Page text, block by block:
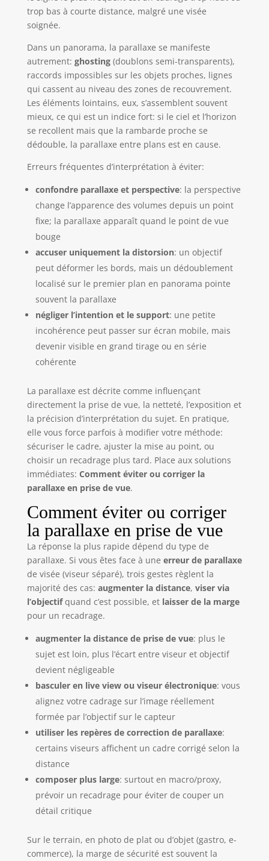
trop bas à courte distance, malgré une visée
soignée.
Dans un panorama, la parallaxe se manifeste
autrement: ghosting(doublons semi-transparents),
raccords impossibles sur les objets proches, lignes
qui cassent au niveau des zones de recouvrement.
Les éléments lointains, eux, s’assemblent souvent
mieux, ce qui est un indice fort: si le ciel et l’horizon
se recollent mais que la rambarde proche se
dédouble, la parallaxe entre plans est en cause.
Erreurs fréquentes d’interprétation à éviter:
confondre parallaxe et perspective: la perspective
change l’apparence des volumes depuis un point
fixe; la parallaxe apparaît quand le point de vue
bouge
accuser uniquement la distorsion: un objectif
peut déformer les bords, mais un dédoublement
localisé sur le premier plan en panorama pointe
souvent la parallaxe
négliger l’intention et le support: une petite
incohérence peut passer sur écran mobile, mais
devenir visible en grand tirage ou en série
cohérente
La parallaxe est décrite comme influençant
directement la prise de vue, la netteté, l’exposition et
la précision d’interprétation du sujet. En pratique,
elle vous force parfois à modifier votre méthode:
sécuriser le cadre, ajuster la mise au point, ou
choisir un recadrage plus tard. Place aux solutions
immédiates: Comment éviter ou corriger la
parallaxe en prise de vue.
Comment éviter ou corriger
la parallaxe en prise de vue
La réponse la plus rapide dépend du type de
parallaxe. Si vous êtes face à une erreur de parallaxe
de visée (viseur séparé), trois gestes règlent la
majorité des cas: augmenter la distance, viser via
l’objectifquand c’est possible, et laisser de la marge
pour un recadrage.
augmenter la distance de prise de vue: plus le
sujet est loin, plus l’écart entre viseur et objectif
devient négligeable
basculer en live view ou viseur électronique: vous
alignez votre cadrage sur l’image réellement
formée par l’objectif sur le capteur
utiliser les repères de correction de parallaxe:
certains viseurs affichent un cadre corrigé selon la
distance
composer plus large: surtout en macro/proxy,
prévoir un recadrage pour éviter de couper un
détail critique
Sur le terrain, en photo de plat ou d’objet (gastro, e-
commerce), la marge de sécurité est souvent la